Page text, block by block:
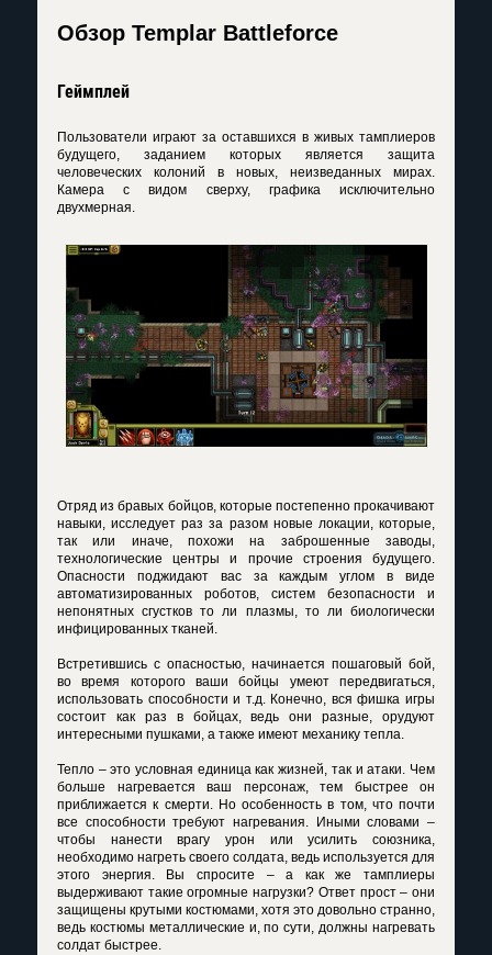
Обзор Templar Battleforce
Геймплей
Пользователи играют за оставшихся в живых тамплиеров
будущего, заданием которых является защита
человеческих колоний в новых, неизведанных мирах.
Камера с видом сверху, графика исключительно
двухмерная.
Отряд из бравых бойцов, которые постепенно прокачивают
навыки, исследует раз за разом новые локации, которые,
так или иначе, похожи на заброшенные заводы,
технологические центры и прочие строения будущего.
Опасности поджидают вас за каждым углом в виде
автоматизированных роботов, систем безопасности и
непонятных сгустков то ли плазмы, то ли биологически
инфицированных тканей.
Встретившись с опасностью, начинается пошаговый бой,
во время которого ваши бойцы умеют передвигаться,
использовать способности и т.д. Конечно, вся фишка игры
состоит как раз в бойцах, ведь они разные, орудуют
интересными пушками, а также имеют механику тепла.
Тепло – это условная единица как жизней, так и атаки. Чем
больше нагревается ваш персонаж, тем быстрее он
приближается к смерти. Но особенность в том, что почти
все способности требуют нагревания. Иными словами –
чтобы нанести врагу урон или усилить союзника,
необходимо нагреть своего солдата, ведь используется для
этого энергия. Вы спросите – а как же тамплиеры
выдерживают такие огромные нагрузки? Ответ прост – они
защищены крутыми костюмами, хотя это довольно странно,
ведь костюмы металлические и, по сути, должны нагревать
солдат быстрее.